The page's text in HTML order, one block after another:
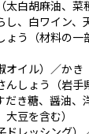
太白胡麻油、菜
し、白ワイン、
ょう（材料の一
イル）／かき
んしょう（岩手
だき糖、醤油、
豆を含む）